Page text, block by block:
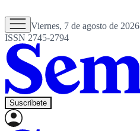
Viernes, 7 de agosto de 2026
ISSN 2745-2794
Suscríbete